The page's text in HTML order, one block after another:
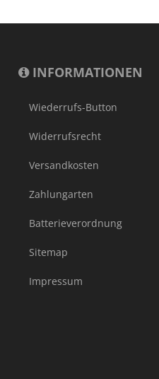
INFORMATIONEN
Wiederrufs-Button
Widerrufsrecht
Versandkosten
Zahlungarten
Batterieverordnung
Sitemap
Impressum